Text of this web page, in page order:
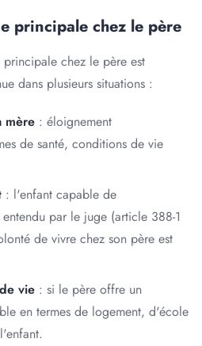
principale chez le père
chez le père est
dans plusieurs situations :
mère : éloignement
de santé, conditions de vie
: l'enfant capable de
par le juge (article 388-1
de vivre chez son père est
vie : si le père offre un
en termes de logement, d'école